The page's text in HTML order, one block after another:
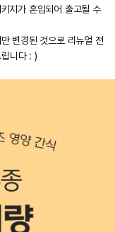
지가 혼입되어 출고될 수
변경된 것으로 리뉴얼 전
니다 : )